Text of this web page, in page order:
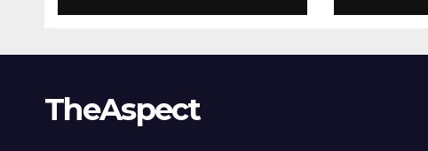
TheAspect